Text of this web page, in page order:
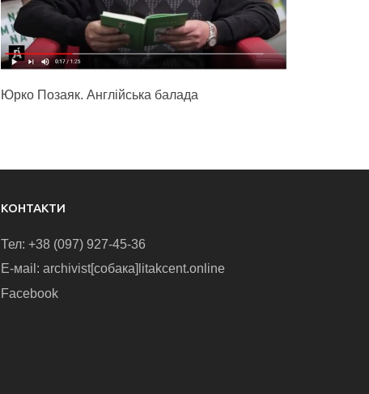
Юрко Позаяк. Англійська балада
КОНТАКТИ
Тел: +38 (097) 927-45-36
E-маіl: archivist[собака]litakcent.online
Facebook